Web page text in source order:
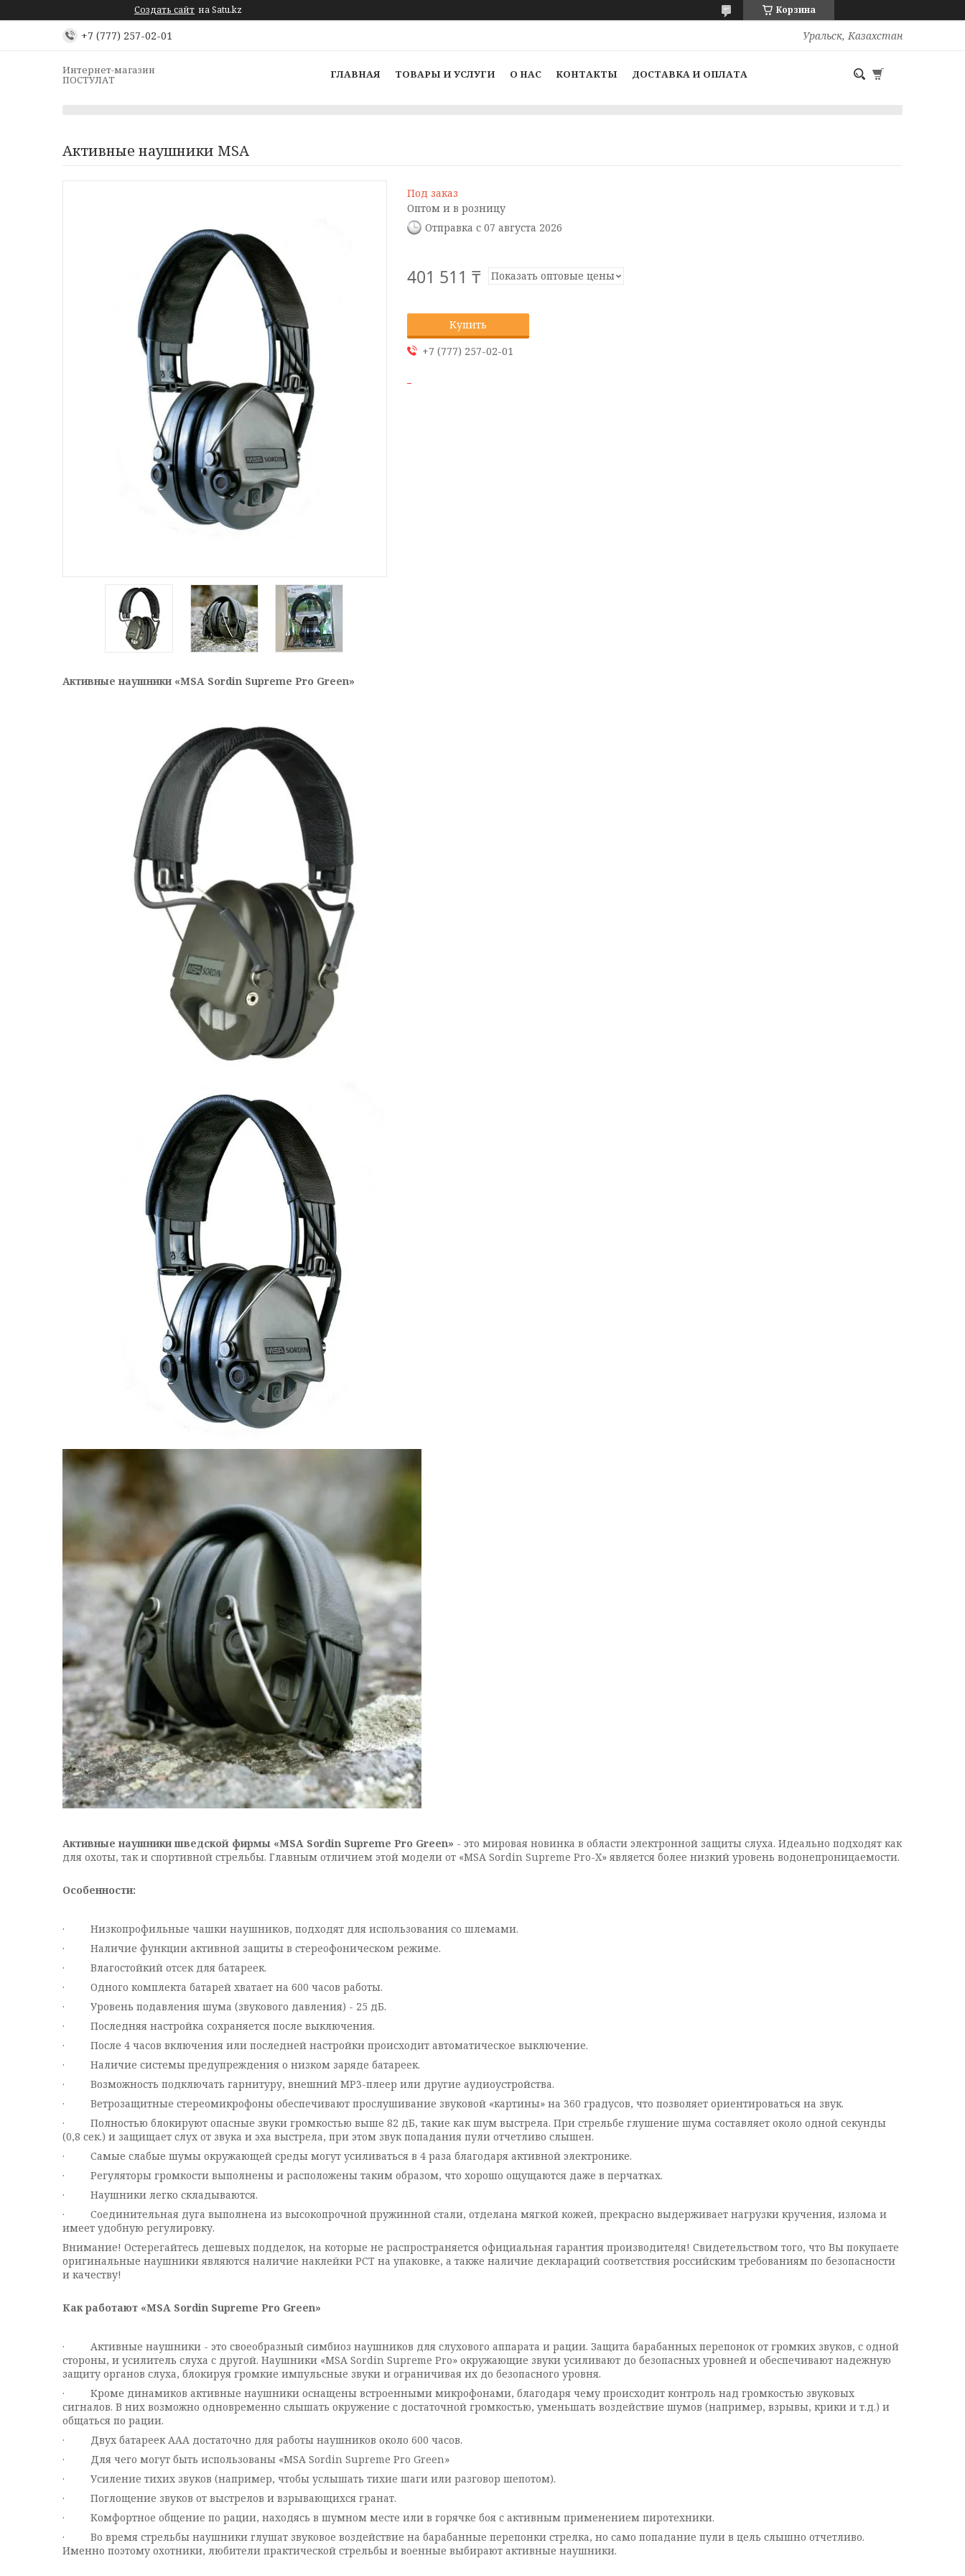
Создать сайт на Satu.kz Корзина
+7 (777) 257-02-01 Уральск, Казахстан
Интернет-магазин
ПОСТУЛАТ ГЛАВНАЯ ТОВАРЫ И УСЛУГИ О НАС КОНТАКТЫ ДОСТАВКА И ОПЛАТА
Активные наушники MSA
Под заказ
Оптом и в розницу
Отправка с 07 августа 2026
401 511 ₸ Показать оптовые цены
Купить
+7 (777) 257-02-01
Активные наушники «MSA Sordin Supreme Pro Green»
Активные наушники шведской фирмы «MSA Sordin Supreme Pro Green» - это мировая новинка в области электронной защиты слуха. Идеально подходят как
для охоты, так и спортивной стрельбы. Главным отличием этой модели от «MSA Sordin Supreme Pro-X» является более низкий уровень водонепроницаемости.
Особенности:
· Низкопрофильные чашки наушников, подходят для использования со шлемами.
· Наличие функции активной защиты в стереофоническом режиме.
· Влагостойкий отсек для батареек.
· Одного комплекта батарей хватает на 600 часов работы.
· Уровень подавления шума (звукового давления) - 25 дБ.
· Последняя настройка сохраняется после выключения.
· После 4 часов включения или последней настройки происходит автоматическое выключение.
· Наличие системы предупреждения о низком заряде батареек.
· Возможность подключать гарнитуру, внешний MP3-плеер или другие аудиоустройства.
· Ветрозащитные стереомикрофоны обеспечивают прослушивание звуковой «картины» на 360 градусов, что позволяет ориентироваться на звук.
· Полностью блокируют опасные звуки громкостью выше 82 дБ, такие как шум выстрела. При стрельбе глушение шума составляет около одной секунды
(0,8 сек.) и защищает слух от звука и эха выстрела, при этом звук попадания пули отчетливо слышен.
· Самые слабые шумы окружающей среды могут усиливаться в 4 раза благодаря активной электронике.
· Регуляторы громкости выполнены и расположены таким образом, что хорошо ощущаются даже в перчатках.
· Наушники легко складываются.
· Соединительная дуга выполнена из высокопрочной пружинной стали, отделана мягкой кожей, прекрасно выдерживает нагрузки кручения, излома и
имеет удобную регулировку.
Внимание! Остерегайтесь дешевых подделок, на которые не распространяется официальная гарантия производителя! Свидетельством того, что Вы покупаете
оригинальные наушники являются наличие наклейки РСТ на упаковке, а также наличие деклараций соответствия российским требованиям по безопасности
и качеству!
Как работают «MSA Sordin Supreme Pro Green»
· Активные наушники - это своеобразный симбиоз наушников для слухового аппарата и рации. Защита барабанных перепонок от громких звуков, с одной
стороны, и усилитель слуха с другой. Наушники «MSA Sordin Supreme Pro» окружающие звуки усиливают до безопасных уровней и обеспечивают надежную
защиту органов слуха, блокируя громкие импульсные звуки и ограничивая их до безопасного уровня.
· Кроме динамиков активные наушники оснащены встроенными микрофонами, благодаря чему происходит контроль над громкостью звуковых
сигналов. В них возможно одновременно слышать окружение с достаточной громкостью, уменьшать воздействие шумов (например, взрывы, крики и т.д.) и
общаться по рации.
· Двух батареек AAA достаточно для работы наушников около 600 часов.
· Для чего могут быть использованы «MSA Sordin Supreme Pro Green»
· Усиление тихих звуков (например, чтобы услышать тихие шаги или разговор шепотом).
· Поглощение звуков от выстрелов и взрывающихся гранат.
· Комфортное общение по рации, находясь в шумном месте или в горячке боя с активным применением пиротехники.
· Во время стрельбы наушники глушат звуковое воздействие на барабанные перепонки стрелка, но само попадание пули в цель слышно отчетливо.
Именно поэтому охотники, любители практической стрельбы и военные выбирают активные наушники.